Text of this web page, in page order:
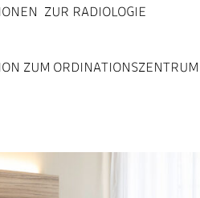
ZUR RADIOLOGIE
ZUM ORDINATIONSZENTRUM